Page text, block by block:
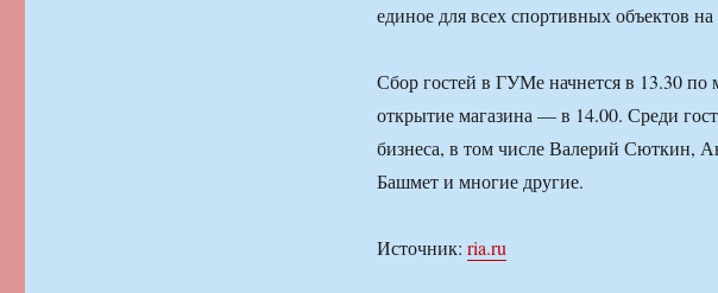
единое для всех спортивных объектов
Сбор гостей в ГУМе начнется в 13.30 по
открытие магазина — в 14.00. Среди
бизнеса, в том числе Валерий Сюткин,
Башмет и многие другие.
Источник: ria.ru